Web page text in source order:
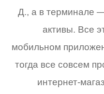
Д., а в терминале
активы. Все
мобильном
тогда все совсем
интернет-